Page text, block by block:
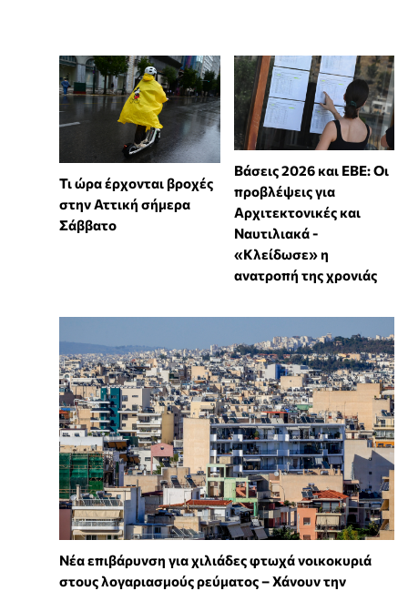
Τι ώρα έρχονται βροχές
στην Αττική σήμερα
Σάββατο
Βάσεις 2026 και ΕΒΕ: Οι
προβλέψεις για
Αρχιτεκτονικές και
Ναυτιλιακά -
«Κλείδωσε» η
ανατροπή της χρονιάς
Νέα επιβάρυνση για χιλιάδες φτωχά νοικοκυριά
στους λογαριασμούς ρεύματος – Χάνουν την